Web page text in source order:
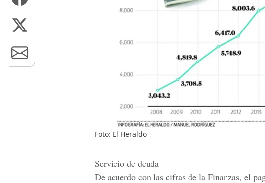
Foto: El Heraldo
Servicio de deuda
De acuerdo con las cifras de la Finanzas, el